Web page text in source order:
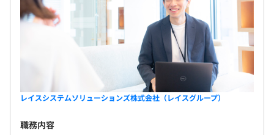
レイスシステムソリューションズ株式会社（レイスグループ）
職務内容